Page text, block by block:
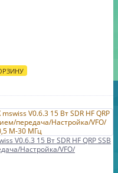
V0.6.3 15 Вт SDR HF QRP SSB
Настройка/VFO/